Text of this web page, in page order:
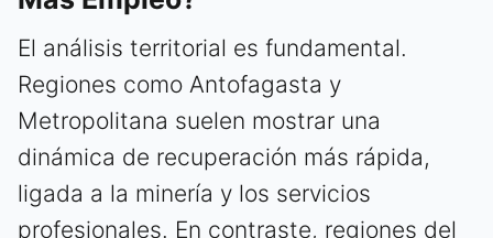
El análisis territorial es fundamental.
Regiones como Antofagasta y
Metropolitana suelen mostrar una
dinámica de recuperación más rápida,
ligada a la minería y los servicios
profesionales. En contraste, regiones del